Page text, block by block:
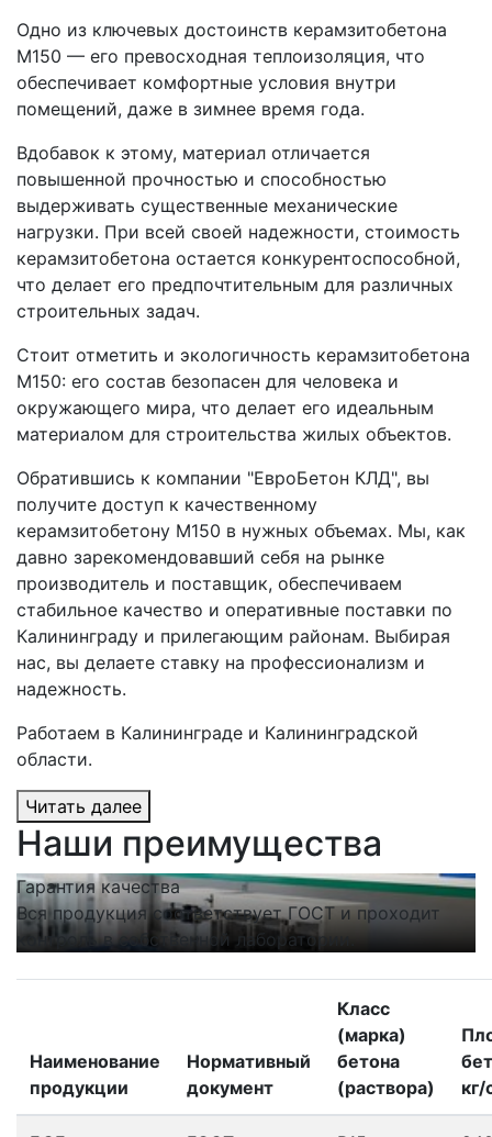
Одно из ключевых достоинств керамзитобетона
М150 — его превосходная теплоизоляция, что
обеспечивает комфортные условия внутри
помещений, даже в зимнее время года.
Вдобавок к этому, материал отличается
повышенной прочностью и способностью
выдерживать существенные механические
нагрузки. При всей своей надежности, стоимость
керамзитобетона остается конкурентоспособной,
что делает его предпочтительным для различных
строительных задач.
Стоит отметить и экологичность керамзитобетона
М150: его состав безопасен для человека и
окружающего мира, что делает его идеальным
материалом для строительства жилых объектов.
Обратившись к компании "ЕвроБетон КЛД", вы
получите доступ к качественному
керамзитобетону М150 в нужных объемах. Мы, как
давно зарекомендовавший себя на рынке
производитель и поставщик, обеспечиваем
стабильное качество и оперативные поставки по
Калининграду и прилегающим районам. Выбирая
нас, вы делаете ставку на профессионализм и
надежность.
Работаем в Калининграде и Калининградской
области.
Читать далее
Наши преимущества
Гарантия качества
Вся продукция соответствует ГОСТ и проходит
контроль в собственной лаборатории.
Наименование
продукции
Нормативный
документ
Класс
(марка)
бетона
(раствора)
кг/